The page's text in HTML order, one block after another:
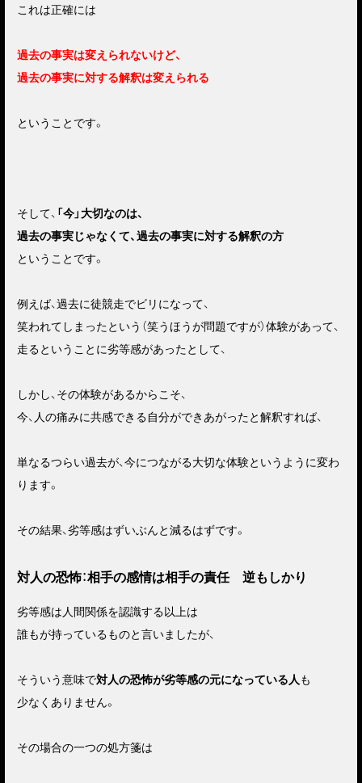
これは正確には
過去の事実は変えられないけど、
過去の事実に対する解釈は変えられる
ということです。
そして、 「今」大切なのは、
過去の事実じゃなくて、過去の事実に対する解釈の方
ということです。
例えば、過去に徒競走でビリになって、
笑われてしまったという（笑うほうが問題ですが）体験があって、
走るということに劣等感があったとして、
しかし、その体験があるからこそ、
今、人の痛みに共感できる自分ができあがったと解釈すれば、
単なるつらい過去が、今につながる大切な体験というように変わ
ります。
その結果、劣等感はずいぶんと減るはずです。
対人の恐怖：相手の感情は相手の責任 逆もしかり
劣等感は人間関係を認識する以上は
誰もが持っているものと言いましたが、
そういう意味で対人の恐怖が劣等感の元になっている人 も
少なくありません。
その場合の一つの処方箋は